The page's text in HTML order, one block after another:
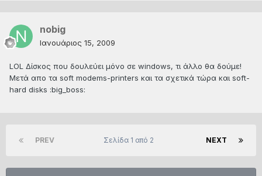
nobig
Ιανουάριος 15, 2009
LOL Δίσκος που δουλεύει μόνο σε windows, τι άλλο θα δούμε!
Μετά απο τα soft modems-printers και τα σχετικά τώρα και soft-
hard disks :big_boss:
PREV NEXT
Σελίδα 1 από 2